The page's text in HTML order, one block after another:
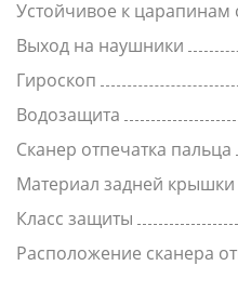
Устойчивое к царапинам
Выход на наушники
Гироскоп
Водозащита
Сканер отпечатка пальца
Материал задней крышки
Класс защиты
Расположение сканера